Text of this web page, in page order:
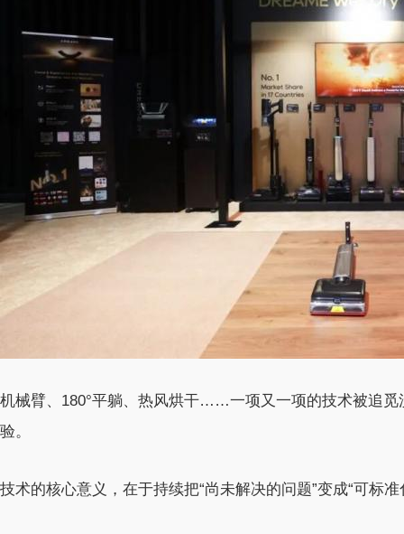
机械臂、180°平躺、热风烘干……一项又一项的技术被追
验。
技术的核心意义，在于持续把“尚未解决的问题”变成“可标